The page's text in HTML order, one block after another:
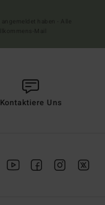
Kontaktiere Uns